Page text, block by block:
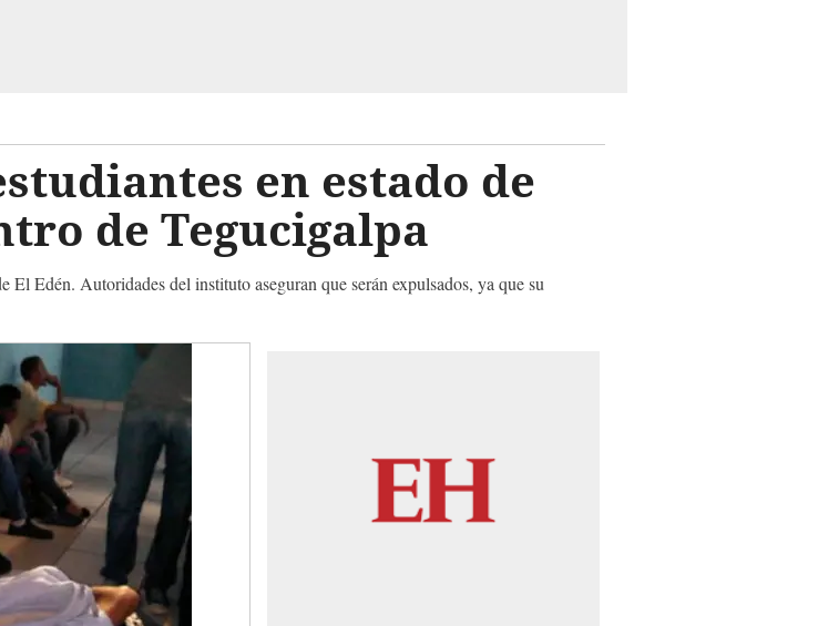
en estado de
de Tegucigalpa
Edén. Autoridades del instituto aseguran que serán expulsados, ya que su